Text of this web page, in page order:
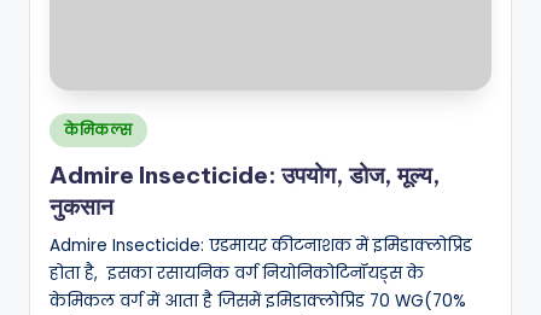
Posted
in
केमिकल्स
Admire Insecticide: उपयोग, डोज, मूल्य,
नुकसान
Admire Insecticide: एडमायर कीटनाशक में इमिडाक्लोप्रिड
होता है, इसका रसायनिक वर्ग नियोनिकोटिनॉयड्स के
केमिकल वर्ग में आता है जिसमें इमिडाक्लोप्रिड 70 WG(70%